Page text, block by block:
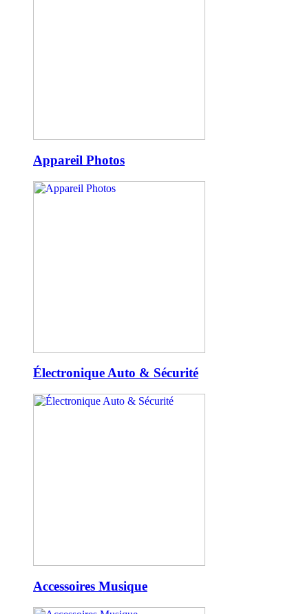
Appareil Photos
Électronique Auto & Sécurité
Accessoires Musique